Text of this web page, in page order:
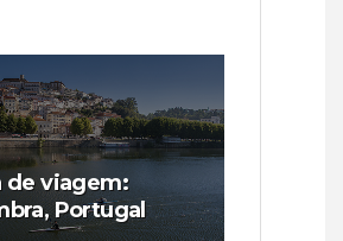
de viagem:
Portugal